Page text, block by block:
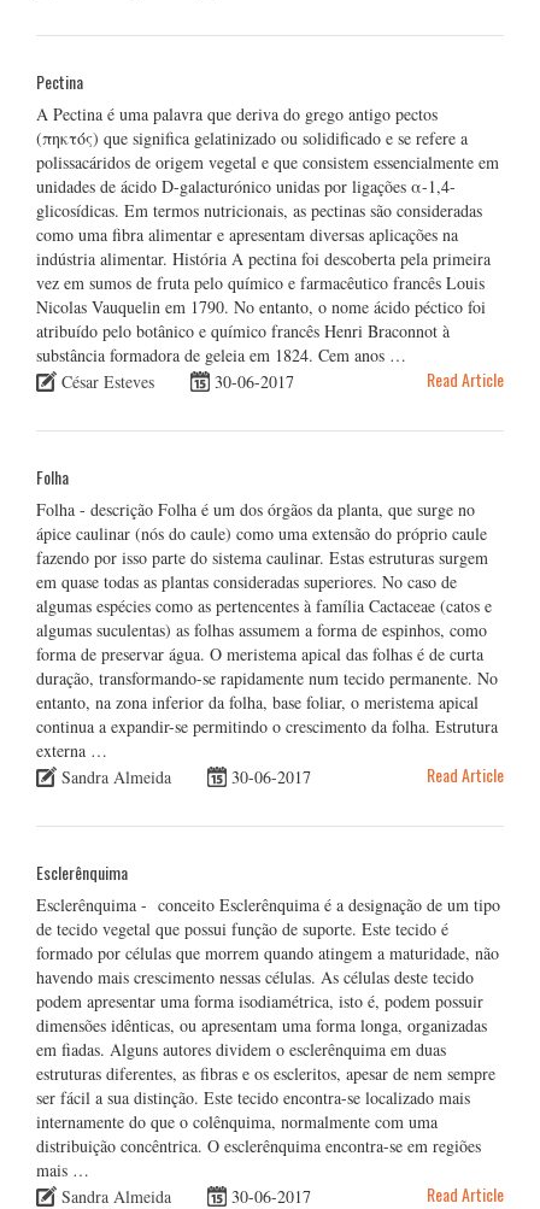
Pectina
A Pectina é uma palavra que deriva do grego antigo pectos
(πηκτός) que significa gelatinizado ou solidificado e se refere a
polissacáridos de origem vegetal e que consistem essencialmente em
unidades de ácido D-galacturónico unidas por ligações α-1,4-
glicosídicas. Em termos nutricionais, as pectinas são consideradas
como uma fibra alimentar e apresentam diversas aplicações na
indústria alimentar. História A pectina foi descoberta pela primeira
vez em sumos de fruta pelo químico e farmacêutico francês Louis
Nicolas Vauquelin em 1790. No entanto, o nome ácido péctico foi
atribuído pelo botânico e químico francês Henri Braconnot à
substância formadora de geleia em 1824. Cem anos …
César Esteves
30-06-2017 Read Article
Folha
Folha - descrição Folha é um dos órgãos da planta, que surge no
ápice caulinar (nós do caule) como uma extensão do próprio caule
fazendo por isso parte do sistema caulinar. Estas estruturas surgem
em quase todas as plantas consideradas superiores. No caso de
algumas espécies como as pertencentes à família Cactaceae (catos e
algumas suculentas) as folhas assumem a forma de espinhos, como
forma de preservar água. O meristema apical das folhas é de curta
duração, transformando-se rapidamente num tecido permanente. No
entanto, na zona inferior da folha, base foliar, o meristema apical
continua a expandir-se permitindo o crescimento da folha. Estrutura
externa …
Sandra Almeida
30-06-2017 Read Article
Esclerênquima
Esclerênquima - conceito Esclerênquima é a designação de um tipo
de tecido vegetal que possui função de suporte. Este tecido é
formado por células que morrem quando atingem a maturidade, não
havendo mais crescimento nessas células. As células deste tecido
podem apresentar uma forma isodiamétrica, isto é, podem possuir
dimensões idênticas, ou apresentam uma forma longa, organizadas
em fiadas. Alguns autores dividem o esclerênquima em duas
estruturas diferentes, as fibras e os escleritos, apesar de nem sempre
ser fácil a sua distinção. Este tecido encontra-se localizado mais
internamente do que o colênquima, normalmente com uma
distribuição concêntrica. O esclerênquima encontra-se em regiões
mais …
Sandra Almeida
30-06-2017 Read Article